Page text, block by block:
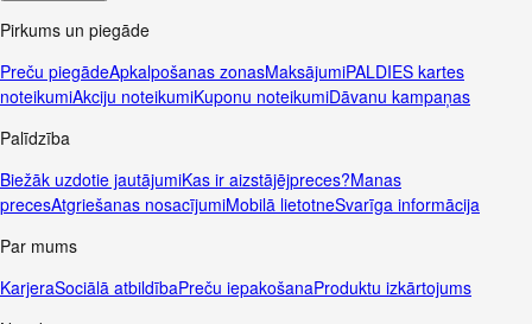
Pirkums un piegāde
Preču piegādeApkalpošanas zonasMaksājumiPALDIES kartes
noteikumiAkciju noteikumiKuponu noteikumiDāvanu kampaņas
Palīdzība
Biežāk uzdotie jautājumiKas ir aizstājējpreces?Manas
precesAtgriešanas nosacījumiMobilā lietotneSvarīga informācija
Par mums
KarjeraSociālā atbildībaPreču iepakošanaProduktu izkārtojums